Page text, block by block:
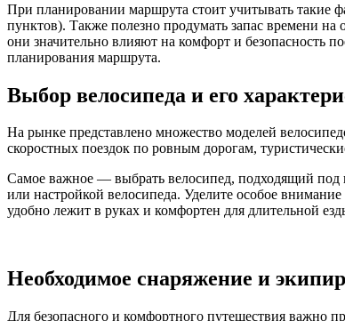
При планировании маршрута стоит учитывать такие
пунктов). Также полезно продумать запас времени
они значительно влияют на комфорт и безопасность
планирования маршрута.
Выбор велосипеда и его
На рынке представлено множество моделей
скоростных поездок по ровным дорогам,
Самое важное — выбрать велосипед, подходящий под
или настройкой велосипеда. Уделите особое
удобно лежит в руках и комфортен для длительной
Необходимое снаряжение и
Для безопасного и комфортного путешествия важно